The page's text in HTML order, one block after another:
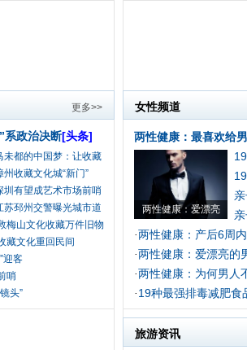
更多>>
系政治决断[头条]
未都的中国梦：让收藏
州收藏文化城“新门”
圳有望成艺术市场前哨
苏邳州交警曝光城市道
梅山文化收藏万件旧物
藏文化重回民间
迎客
哨
头”
女性频道
两性健康：最喜欢给
两性健康：爱漂亮
·两性健康：产后6周
·两性健康：爱漂亮的
·两性健康：为何男人
· 19种最强排毒减肥食
旅游资讯